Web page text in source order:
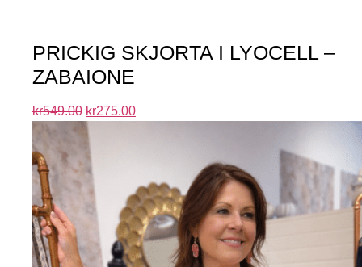
PRICKIG SKJORTA I LYOCELL –
ZABAIONE
kr549.00 kr275.00